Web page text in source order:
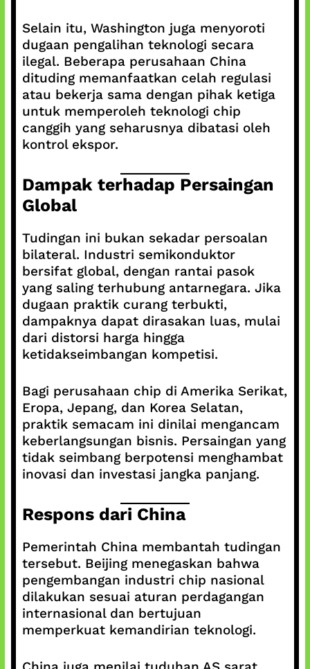
Selain itu, Washington juga menyoroti
dugaan pengalihan teknologi secara
ilegal. Beberapa perusahaan China
dituding memanfaatkan celah regulasi
atau bekerja sama dengan pihak ketiga
untuk memperoleh teknologi chip
canggih yang seharusnya dibatasi oleh
kontrol ekspor.
Dampak terhadap Persaingan
Global
Tudingan ini bukan sekadar persoalan
bilateral. Industri semikonduktor
bersifat global, dengan rantai pasok
yang saling terhubung antarnegara. Jika
dugaan praktik curang terbukti,
dampaknya dapat dirasakan luas, mulai
dari distorsi harga hingga
ketidakseimbangan kompetisi.
Bagi perusahaan chip di Amerika Serikat,
Eropa, Jepang, dan Korea Selatan,
praktik semacam ini dinilai mengancam
keberlangsungan bisnis. Persaingan yang
tidak seimbang berpotensi menghambat
inovasi dan investasi jangka panjang.
Respons dari China
Pemerintah China membantah tudingan
tersebut. Beijing menegaskan bahwa
pengembangan industri chip nasional
dilakukan sesuai aturan perdagangan
internasional dan bertujuan
memperkuat kemandirian teknologi.